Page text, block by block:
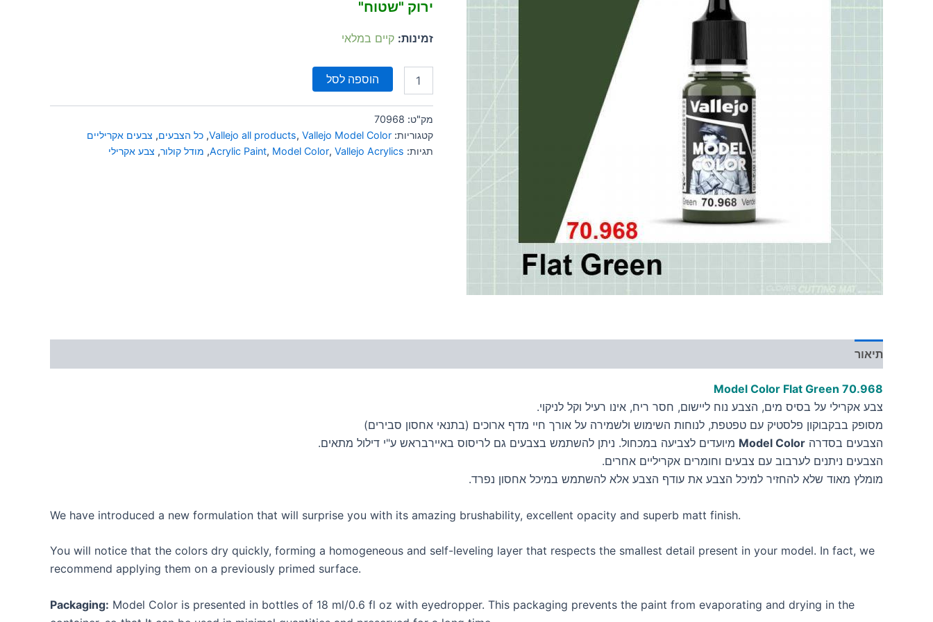
ירוק "שטוח"
זמינות: קיים במלאי
הוספה לסל
מק"ט: 70968
קטגוריות:
Vallejo all products, Vallejo Model Color
, כל הצבעים, צבעים אקריליים
תגיות:
Acrylic Paint, Model Color, Vallejo Acrylics
, מודל קולור, צבע אקרילי
תיאור
Model Color Flat Green 70.968
צבע אקרילי על בסיס מים, הצבע נוח ליישום, חסר ריח, אינו רעיל וקל לניקוי.
מסופק בבקבוקון פלסטיק עם טפטפת, לנוחות השימוש ולשמירה על אורך חיי מדף ארוכים (בתנאי אחסון סבירים)
הצבעים בסדרה Model Color מיועדים לצביעה במכחול. ניתן להשתמש בצבעים גם לריסוס באיירבראש ע"י דילול מתאים.
הצבעים ניתנים לערבוב עם צבעים וחומרים אקריליים אחרים.
מומלץ מאוד שלא להחזיר למיכל הצבע את עודף הצבע אלא להשתמש במיכל אחסון נפרד.
We have introduced a new formulation that will surprise you with its amazing brushability, excellent opacity and superb matt finish.
You will notice that the colors dry quickly, forming a homogeneous and self-leveling layer that respects the smallest detail present in your model. In fact, we
recommend applying them on a previously primed surface.
Packaging: Model Color is presented in bottles of 18 ml/0.6 fl oz with eyedropper. This packaging prevents the paint from evaporating and drying in the